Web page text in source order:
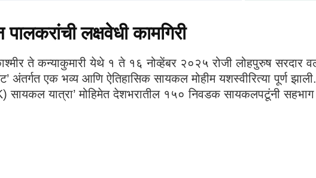
पालकरांची लक्षवेधी कामगिरी
ते कन्याकुमारी येथे १ ते १६ नोव्हेंबर २०२५ रोजी लोहपुरुष सरदार
अंतर्गत एक भव्य आणि ऐतिहासिक सायकल मोहीम यशस्वीरित्या पूर्ण
सायकल यात्रा’ मोहिमेत देशभरातील १५० निवडक सायकलपटूंनी सहभाग